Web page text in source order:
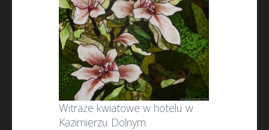
Witraże kwiatowe w hotelu w
Kazimierzu Dolnym